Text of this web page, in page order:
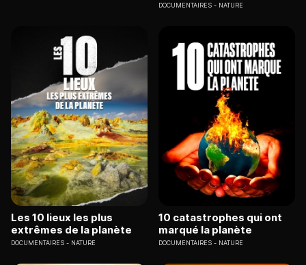
DOCUMENTAIRES NATURE
Les 10 lieux les plus
extrêmes de la planète
DOCUMENTAIRES NATURE
10 catastrophes qui ont
marqué la planète
DOCUMENTAIRES NATURE